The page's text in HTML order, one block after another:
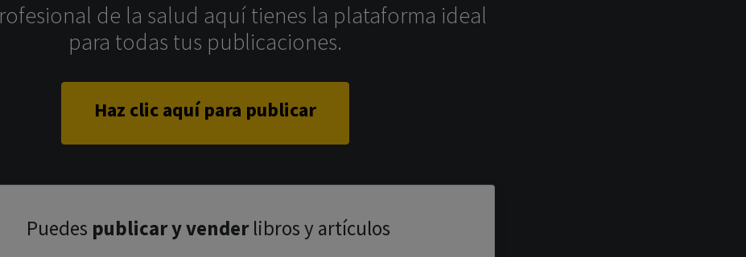
de la salud aquí tienes la plataforma ideal
para todas tus publicaciones.
Haz clic aquí para publicar
Puedes publicar y venderlibros y artículos